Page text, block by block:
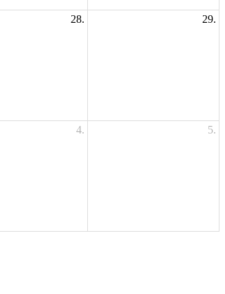
28. 29.
4. 5.